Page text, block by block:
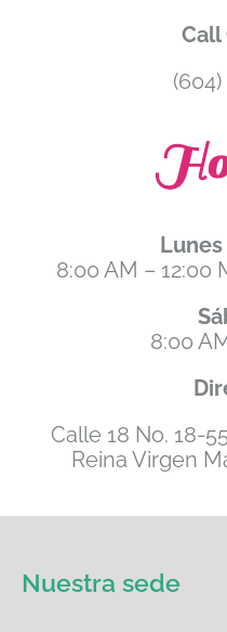
Call
8:00 AM – 12:00
8:00
Calle 18 No. 18-
Reina Virgen
Nuestra sede